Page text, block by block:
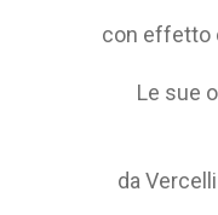
con effetto
Le sue
da